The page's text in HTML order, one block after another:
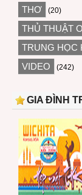
THƠ (20)
THỦ THUẬT
TRUNG HỌC
VIDEO (242)
GIA ĐÌNH